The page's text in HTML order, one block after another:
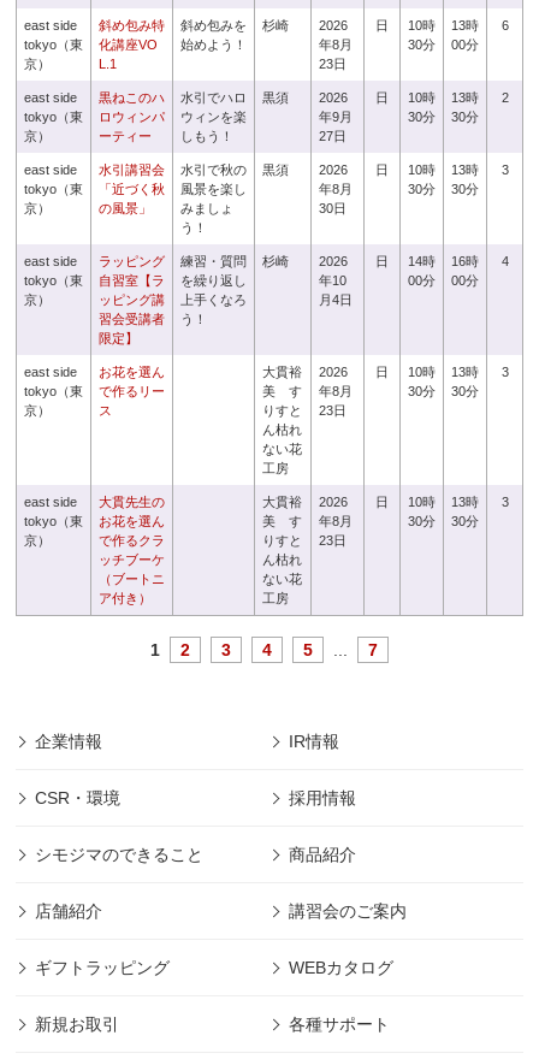
east side
tokyo（東
京）
斜め包み特
化講座VO
L.1
斜め包みを
始めよう！
杉崎
2026
年8月
23日
日
10時
30分
13時
00分
6
east side
tokyo（東
京）
黒ねこのハ
ロウィンパ
ーティー
水引でハロ
ウィンを楽
しもう！
黒須
2026
年9月
27日
日
10時
30分
13時
30分
2
east side
tokyo（東
京）
水引講習会
「近づく秋
の風景」
水引で秋の
風景を楽し
みましょ
う！
黒須
2026
年8月
30日
日
10時
30分
13時
30分
3
east side
tokyo（東
京）
ラッピング
自習室【ラ
ッピング講
習会受講者
限定】
練習・質問
を繰り返し
上手くなろ
う！
杉崎
2026
年10
月4日
日
14時
00分
16時
00分
4
east side
tokyo（東
京）
お花を選ん
で作るリー
ス
大貫裕
美 す
りすと
ん枯れ
ない花
工房
2026
年8月
23日
日
10時
30分
13時
30分
3
east side
tokyo（東
京）
大貫先生の
お花を選ん
で作るクラ
ッチブーケ
（ブートニ
ア付き）
大貫裕
美 す
りすと
ん枯れ
ない花
工房
2026
年8月
23日
日
10時
30分
13時
30分
3
1 2 3 4 5 7
企業情報 IR情報
CSR・環境 採用情報
シモジマのできること 商品紹介
店舗紹介 講習会のご案内
ギフトラッピング WEBカタログ
新規お取引 各種サポート